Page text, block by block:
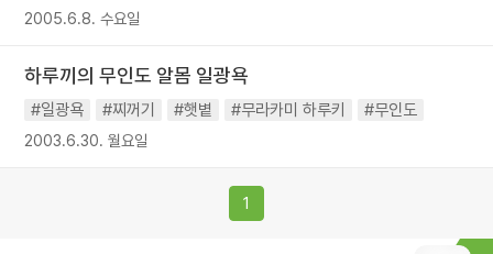
2005.6.8. 수요일
하루끼의 무인도 알몸 일광욕
#일광욕 #찌꺼기 #햇볕 #무라카미 하루키 #무인도
2003.6.30. 월요일
1